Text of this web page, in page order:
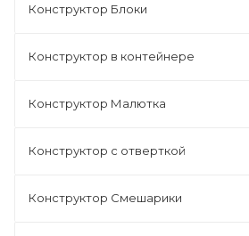
Конструктор Блоки
Конструктор в контейнере
Конструктор Малютка
Конструктор с отверткой
Конструктор Смешарики